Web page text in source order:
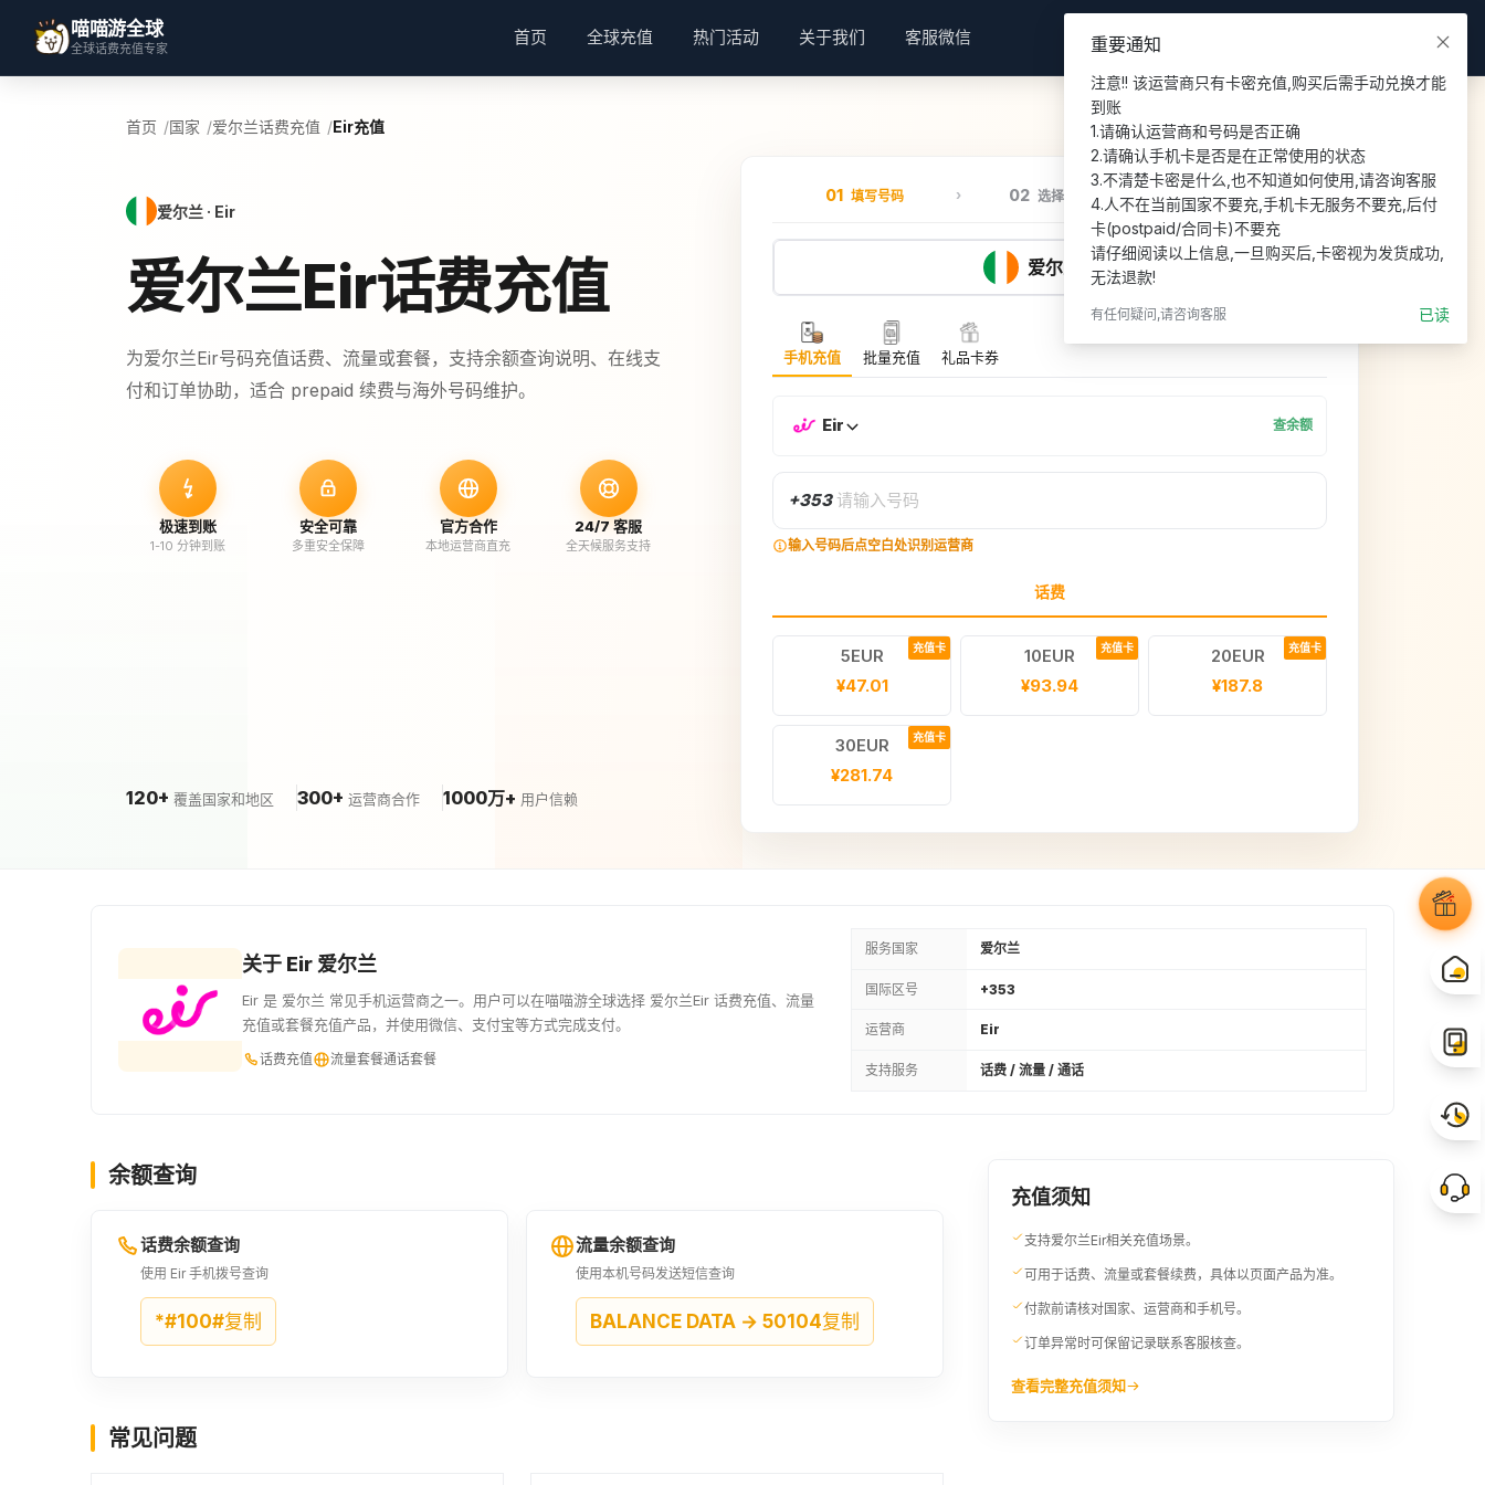
喵喵游全球
全球话费充值专家
首页 全球充值 热门活动 关于我们 客服微信
首页 国家 爱尔兰话费充值 Eir充值
爱尔兰 · Eir
爱尔兰Eir话费充值
为爱尔兰Eir号码充值话费、流量或套餐，支持余额查询说明、在线支
付和订单协助，适合 prepaid 续费与海外号码维护。
极速到账
1-10 分钟到账
安全可靠
多重安全保障
官方合作
本地运营商直充
24/7 客服
全天候服务支持
120+ 覆盖国家和地区 300+ 运营商合作 1000万+ 用户信赖
01 填写号码 02 选择套餐 03 支付
爱尔兰
手机充值 批量充值 礼品卡券
Eir 查余额
+353 请输入号码
输入号码后点空白处识别运营商
话费
充值卡
5EUR
¥47.01
充值卡
10EUR
¥93.94
充值卡
20EUR
¥187.8
充值卡
30EUR
¥281.74
关于 Eir 爱尔兰
Eir 是 爱尔兰 常见手机运营商之一。用户可以在喵喵游全球选择 爱尔兰Eir 话费充值、流量
充值或套餐充值产品，并使用微信、支付宝等方式完成支付。
话费充值 流量套餐通话套餐
服务国家 爱尔兰
国际区号 +353
运营商 Eir
支持服务 话费 / 流量 / 通话
余额查询
话费余额查询
使用 Eir 手机拨号查询
*#100#复制
流量余额查询
使用本机号码发送短信查询
BALANCE DATA → 50104复制
常见问题
充值须知
支持爱尔兰Eir相关充值场景。
可用于话费、流量或套餐续费，具体以页面产品为准。
付款前请核对国家、运营商和手机号。
订单异常时可保留记录联系客服核查。
查看完整充值须知
重要通知
注意!! 该运营商只有卡密充值,购买后需手动兑换才能
到账
1.请确认运营商和号码是否正确
2.请确认手机卡是否是在正常使用的状态
3.不清楚卡密是什么,也不知道如何使用,请咨询客服
4.人不在当前国家不要充,手机卡无服务不要充,后付
卡(postpaid/合同卡)不要充
请仔细阅读以上信息,一旦购买后,卡密视为发货成功,
无法退款!
有任何疑问,请咨询客服 已读